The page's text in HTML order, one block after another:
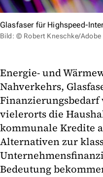
Glasfaser für Highspeed-
Bild: © Robert Kneschke/Adobe
Energie- und
Nahverkehrs,
vielerorts die
kommunale Kredite
Alternativen zur
Bedeutung